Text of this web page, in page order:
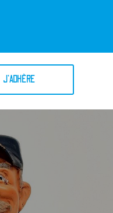
J'ADHÈRE